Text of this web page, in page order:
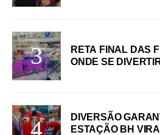
RETA FINAL DAS
ONDE SE
DIVERSÃO
ESTAÇÃO BH